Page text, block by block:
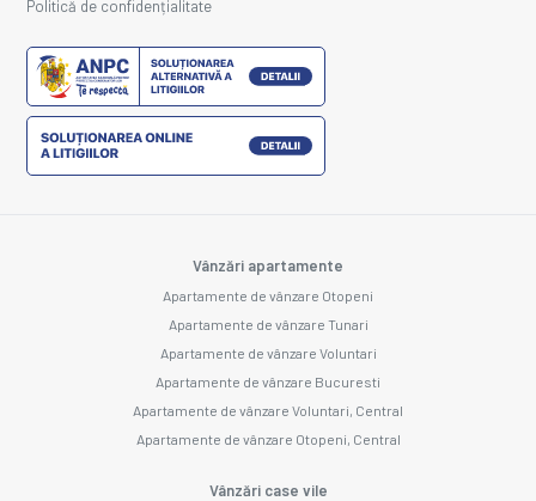
Politică de confidențialitate
Vânzări apartamente
Apartamente de vânzare Otopeni
Apartamente de vânzare Tunari
Apartamente de vânzare Voluntari
Apartamente de vânzare Bucuresti
Apartamente de vânzare Voluntari, Central
Apartamente de vânzare Otopeni, Central
Vânzări case vile